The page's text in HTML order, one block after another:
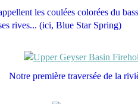
les coulées colorées du
rives... (ici, Blue Star Spring)
Notre première traversée de la